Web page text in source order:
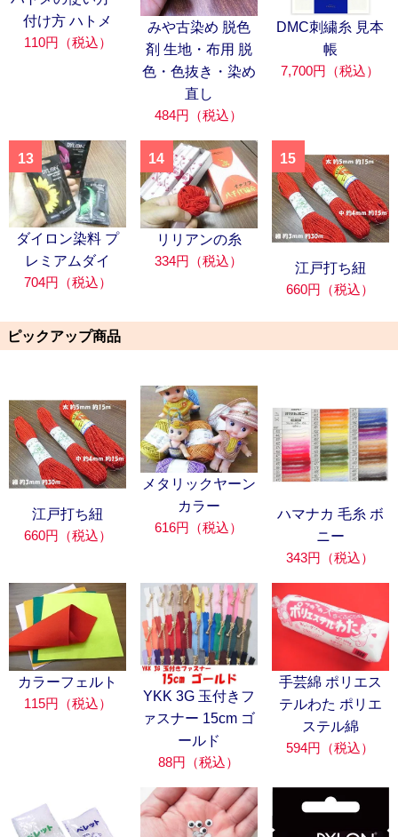
付け方 ハトメ
110円（税込）
みや古染め 脱色
剤 生地・布用 脱
色・色抜き・染め
直し
484円（税込）
DMC刺繍糸 見本
帳
7,700円（税込）
13
ダイロン染料 プ
レミアムダイ
704円（税込）
14
リリアンの糸
334円（税込）
15
江戸打ち紐
660円（税込）
ピックアップ商品
江戸打ち紐
660円（税込）
メタリックヤーン
カラー
616円（税込）
ハマナカ 毛糸 ボ
ニー
343円（税込）
カラーフェルト
115円（税込）
YKK 3G 玉付きフ
ァスナー 15cm ゴ
ールド
88円（税込）
手芸綿 ポリエス
テルわた ポリエ
ステル綿
594円（税込）